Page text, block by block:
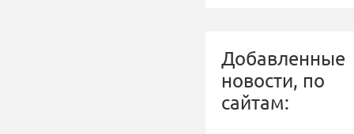
Добавленные
новости, по
сайтам: